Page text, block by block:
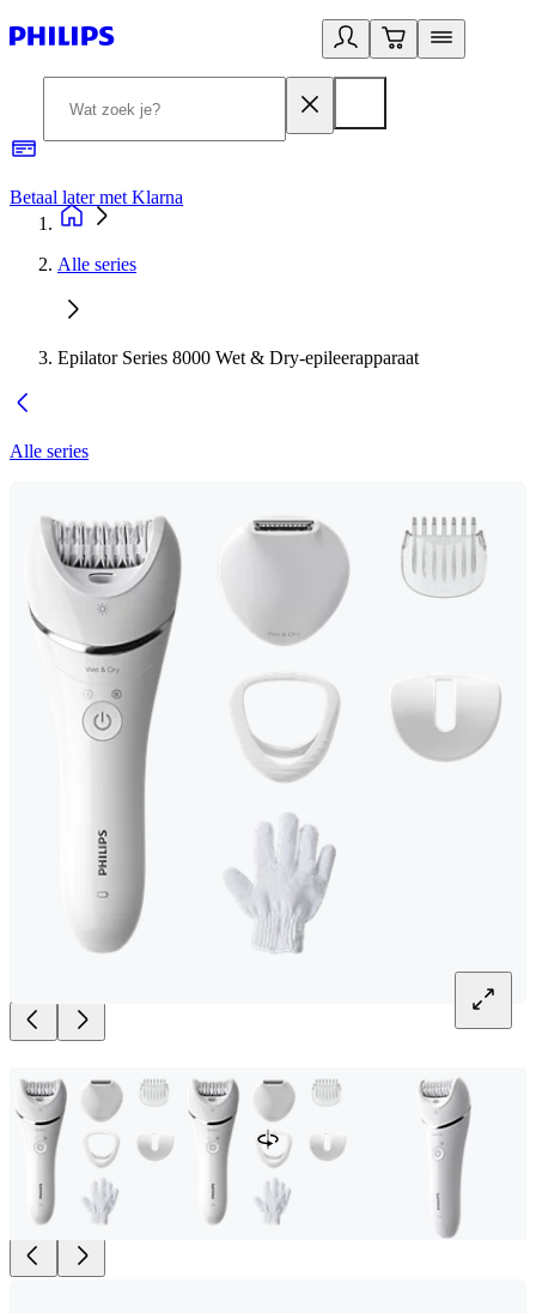
Betaal later met Klarna
Alle series
Epilator Series 8000 Wet & Dry-epileerapparaat
Alle series